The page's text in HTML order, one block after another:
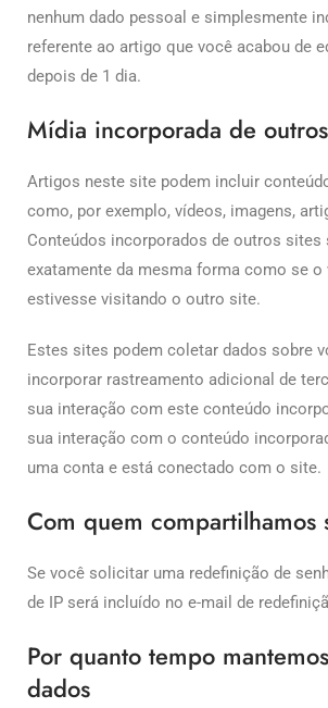
nenhum dado pessoal e simplesmente
referente ao artigo que você acabou de
depois de 1 dia.
Mídia incorporada de
Artigos neste site podem incluir
como, por exemplo, vídeos, imagens,
Conteúdos incorporados de outros sites
exatamente da mesma forma como se o
estivesse visitando o outro site.
Estes sites podem coletar dados sobre
incorporar rastreamento adicional de
sua interação com este conteúdo
sua interação com o conteúdo
uma conta e está conectado com o site.
Com quem compartilhamos
Se você solicitar uma redefinição de
de IP será incluído no e-mail de
Por quanto tempo
dados